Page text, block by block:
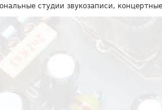
студии звукозаписи,